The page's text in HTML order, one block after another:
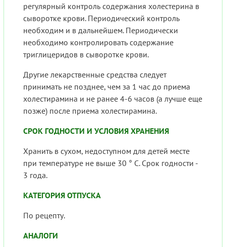
регулярный контроль содержания холестерина в
сыворотке крови. Периодический контроль
необходим и в дальнейшем. Периодически
необходимо контролировать содержание
триглицеридов в сыворотке крови.
Другие лекарственные средства следует
принимать не позднее, чем за 1 час до приема
холестирамина и не ранее 4-6 часов (а лучше еще
позже) после приема холестирамина.
СРОК ГОДНОСТИ И УСЛОВИЯ ХРАНЕНИЯ
Хранить в сухом, недоступном для детей месте
при температуре не выше 30 ° С. Срок годности -
3 года.
КАТЕГОРИЯ ОТПУСКА
По рецепту.
АНАЛОГИ